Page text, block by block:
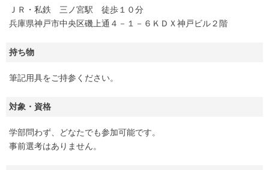
ＪＲ・私鉄 三ノ宮駅 徒歩１０分
兵庫県神戸市中央区磯上通４－１－６ＫＤＸ神戸ビル２階
持ち物
筆記用具をご持参ください。
対象・資格
学部問わず、どなたでも参加可能です。
事前選考はありません。